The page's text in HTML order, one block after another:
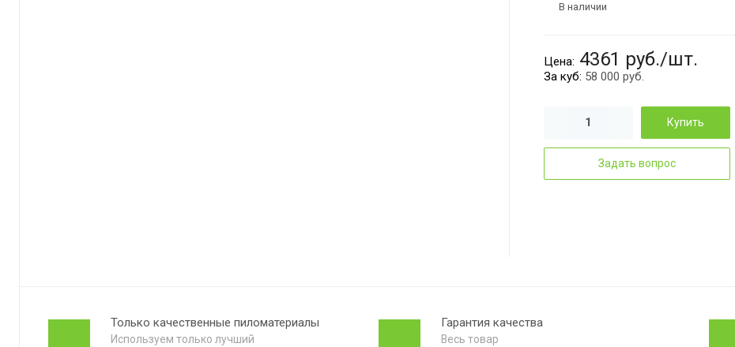
В наличии
Цена: 4361 руб./шт.
За куб: 58 000 руб.
Купить
Задать вопрос
Только качественные пиломатериалы
Используем только лучший
Гарантия качества
Весь товар